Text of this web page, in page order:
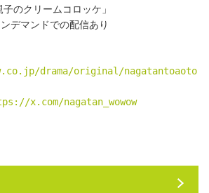
リームコロッケ」
ンドでの配信あり
drama/original/nagatantoaoto
x.com/nagatan_wowow